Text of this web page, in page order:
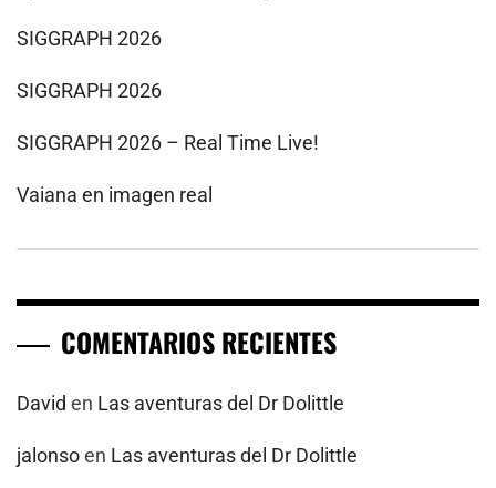
SIGGRAPH 2026
SIGGRAPH 2026
SIGGRAPH 2026 – Real Time Live!
Vaiana en imagen real
COMENTARIOS RECIENTES
David en Las aventuras del Dr Dolittle
jalonsoen Las aventuras del Dr Dolittle